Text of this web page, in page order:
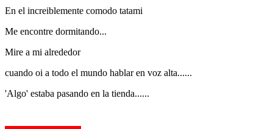
En el increiblemente comodo tatami
Me encontre dormitando...
Mire a mi alrededor
cuando oi a todo el mundo hablar en voz alta......
'Algo' estaba pasando en la tienda......